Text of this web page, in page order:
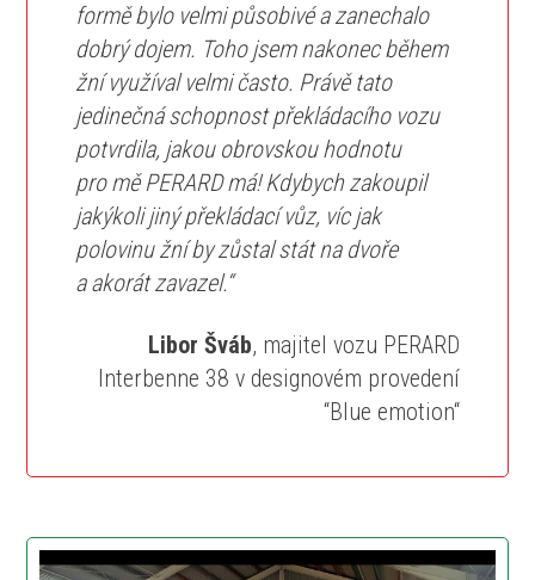
formě bylo velmi působivé a zanechalo
dobrý dojem. Toho jsem nakonec během
žní využíval velmi často. Právě tato
jedinečná schopnost překládacího vozu
potvrdila, jakou obrovskou hodnotu
pro mě PERARD má! Kdybych zakoupil
jakýkoli jiný překládací vůz, víc jak
polovinu žní by zůstal stát na dvoře
a akorát zavazel.“
Libor Šváb, majitel vozu PERARD
Interbenne 38 v designovém provedení
“Blue emotion“
Video